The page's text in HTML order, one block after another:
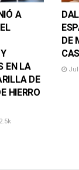
A
EN LA
DE
HIERRO
2.5k
DE
Jul